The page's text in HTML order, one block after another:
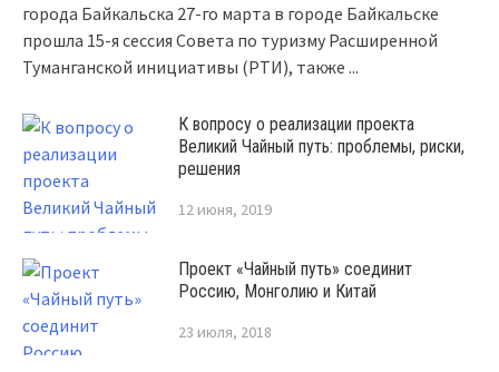
города Байкальска 27-го марта в городе Байкальске
прошла 15-я сессия Совета по туризму Расширенной
Туманганской инициативы (РТИ), также ...
К вопросу о реализации проекта
Великий Чайный путь: проблемы, риски,
решения
12 июня, 2019
Проект «Чайный путь» соединит
Россию, Монголию и Китай
23 июля, 2018